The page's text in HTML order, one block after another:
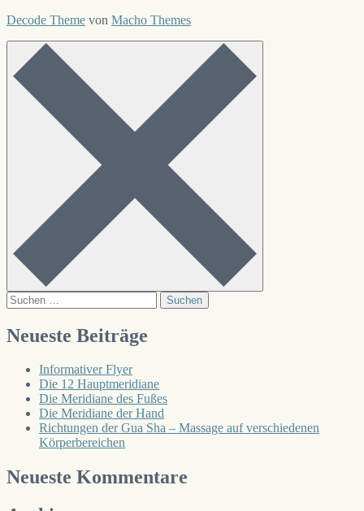
Decode Theme von Macho Themes
Suchen
nach:
Neueste Beiträge
Informativer Flyer
Die 12 Hauptmeridiane
Die Meridiane des Fußes
Die Meridiane der Hand
Richtungen der Gua Sha – Massage auf verschiedenen
Körperbereichen
Neueste Kommentare